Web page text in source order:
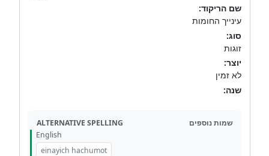
שם הריקוד:
עינייך החומות
סוג:
זוגות
יוצר:
לא זמין
שנה:
ALTERNATIVE SPELLING
שמות נוספים
English
einayich hachumot